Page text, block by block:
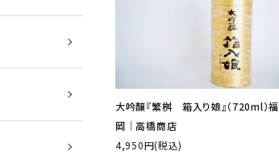
大吟醸『繁桝 箱入り娘』（720ml）福
岡│高橋商店
4,950円(税込)